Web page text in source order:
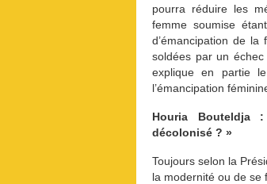
pourra réduire les
femme soumise
d’émancipation de
soldées par un
explique en partie
l’émancipation
Houria Bouteldja
décolonisé ? »
Toujours selon la
la modernité ou de se